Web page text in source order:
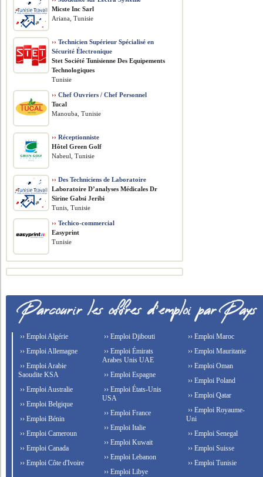
Micste Inc Sarl
Ariana, Tunisie
›› Technicien Supérieur Spécialisé en
Sécurité Électronique
Stet Société Tunisienne Des Equipements
Technologiques
Tunisie
›› Chef Ouvriers / Chef Personnel
Tucal
Manouba, Tunisie
›› Réceptionniste
Hôtel Green Golf
Nabeul, Tunisie
›› Des Techniciens de Laboratoire
Laboratoire D’analyses Médicales Dr
Sirine Gabsi Jeribi
Tunis, Tunisie
›› Techico-commercial
Easyprint
Tunisie
›› Emploi Algérie
›› Emploi Allemagne
›› Emploi Arabie
Saoudite KSA
›› Emploi Australie
›› Emploi Belgique
›› Emploi Bénin
›› Emploi Cameroun
›› Emploi Canada
›› Emploi Côte d'Ivoire
›› Emploi Djibouti
›› Emploi Émirats
Arabes Unis UAE
›› Emploi Espagne
›› Emploi États-Unis
USA
›› Emploi France
›› Emploi Italie
›› Emploi Kuwait
›› Emploi Lebanon
›› Emploi Libye
›› Emploi Maroc
›› Emploi Mauritanie
›› Emploi Oman
›› Emploi Poland
›› Emploi Qatar
›› Emploi Royaume-
Uni
›› Emploi Senegal
›› Emploi Suisse
›› Emploi Tunisie